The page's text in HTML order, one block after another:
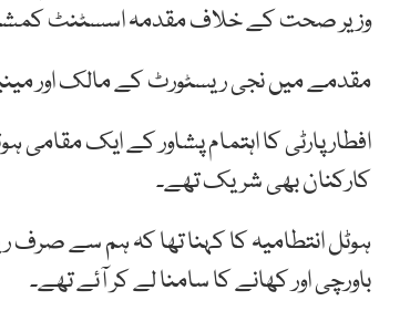
وزیر صحت کے خلاف مقدمہ اسسٹنٹ کمشنر
مقدمے میں نجی ریسٹورٹ کے مالک اور
افطار پارٹی کا اہتمام پشاور کے ایک مقامی
کارکنان بھی شریک تھے۔
ہوٹل انتطامیہ کا کہنا تھا کہ ہم سے صرف
باورچی اور کھانے کا سامنا لے کر آئے تھے۔